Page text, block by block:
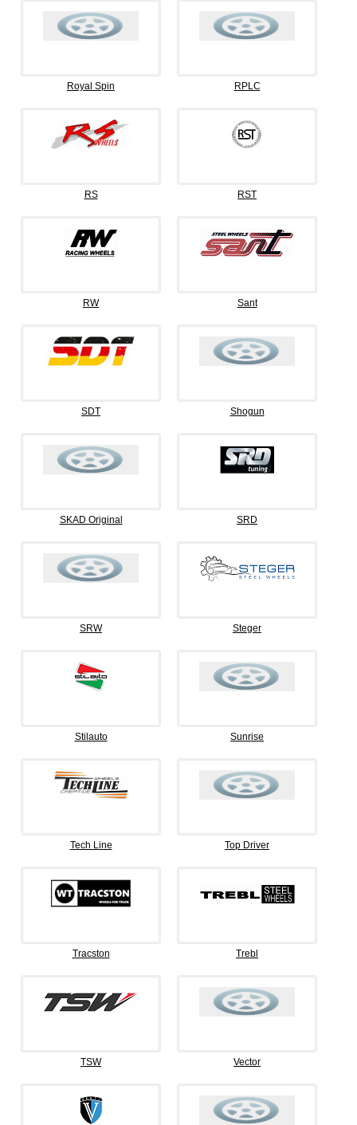
Royal Spin RPLC
RS RST
RW Sant
SDT Shogun
SKAD Original SRD
SRW Steger
Stilauto Sunrise
Tech Line Top Driver
Tracston Trebl
TSW Vector